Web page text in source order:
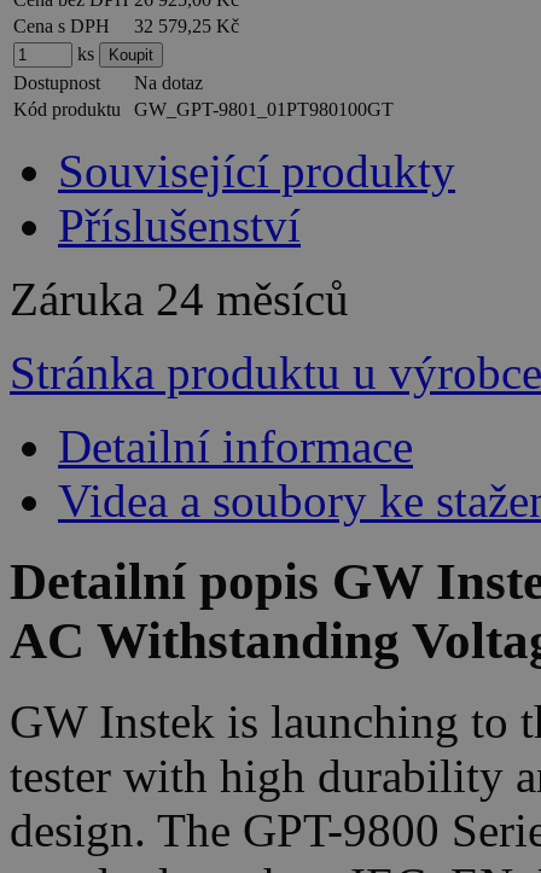
Cena s DPH
32 579,25 Kč
ks
Dostupnost
Na dotaz
Kód produktu
GW_GPT-9801_01PT980100GT
Související produkty
Příslušenství
Záruka 24 měsíců
Stránka produktu u výrobce
Detailní informace
Videa a soubory ke
Detailní popis GW
AC Withstanding
GW Instek is launching to
tester with high durability
design. The GPT-9800